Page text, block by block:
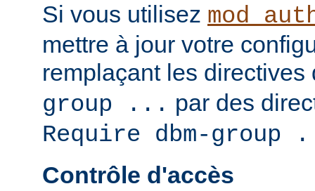
Si vous utilisez
mettre à jour votre
remplaçant les
group ... par des
Require dbm-group
Contrôle d'accès